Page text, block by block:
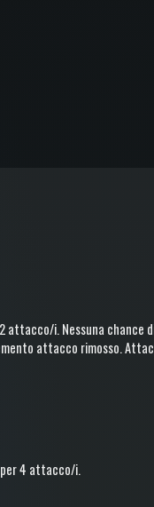
attacco/i.Nessuna chance
attacco rimosso.
4 attacco/i.